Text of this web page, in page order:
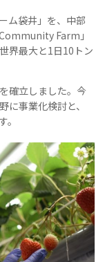
ム袋井」を、中部
Farm」
界最大と1日10トン
を確立しました。今
に事業化検討と、